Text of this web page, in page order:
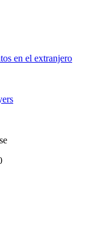
en el extranjero